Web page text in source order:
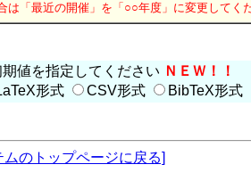
は「最近の開催」を「○○年度」に変更してく
値を指定してください ＮＥＷ！！
形式 CSV形式 BibTeX形式
のトップページに戻る]